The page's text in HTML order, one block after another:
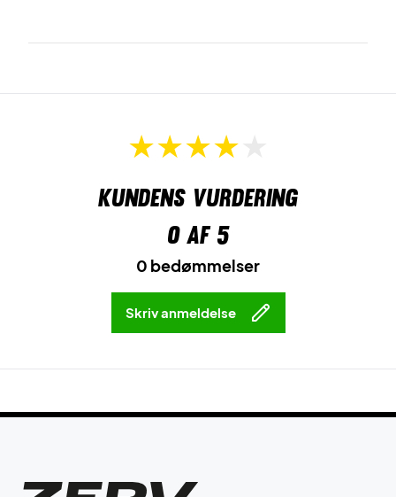
Kundens vurdering
0af 5
0 bedømmelser
Skriv anmeldelse